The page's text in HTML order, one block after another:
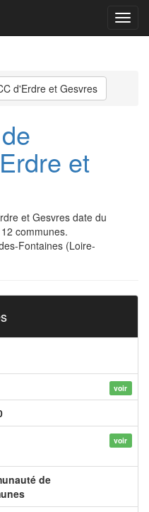
Menu
d'Erdre et Gesvres
et
et Gesvres date du
communes.
Fontaines (Loire-
voir
voir
de